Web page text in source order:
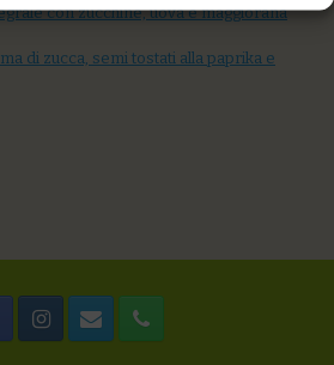
con zucchine, uova e maggiorana
di zucca, semi tostati alla paprika e